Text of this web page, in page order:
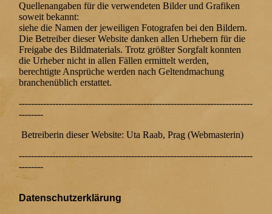
Quellenangaben für die verwendeten Bilder und Grafiken
soweit bekannt:
siehe die Namen der jeweiligen Fotografen bei den Bildern.
Die Betreiber dieser Website danken allen Urhebern für die
Freigabe des Bildmaterials. Trotz größter Sorgfalt konnten
die Urheber nicht in allen Fällen ermittelt werden,
berechtigte Ansprüche werden nach Geltendmachung
branchenüblich erstattet.
-----------------------------------------------------------------------------
--------
Betreiberin dieser Website: Uta Raab, Prag (Webmasterin)
-----------------------------------------------------------------------------
--------
Datenschutzerklärung